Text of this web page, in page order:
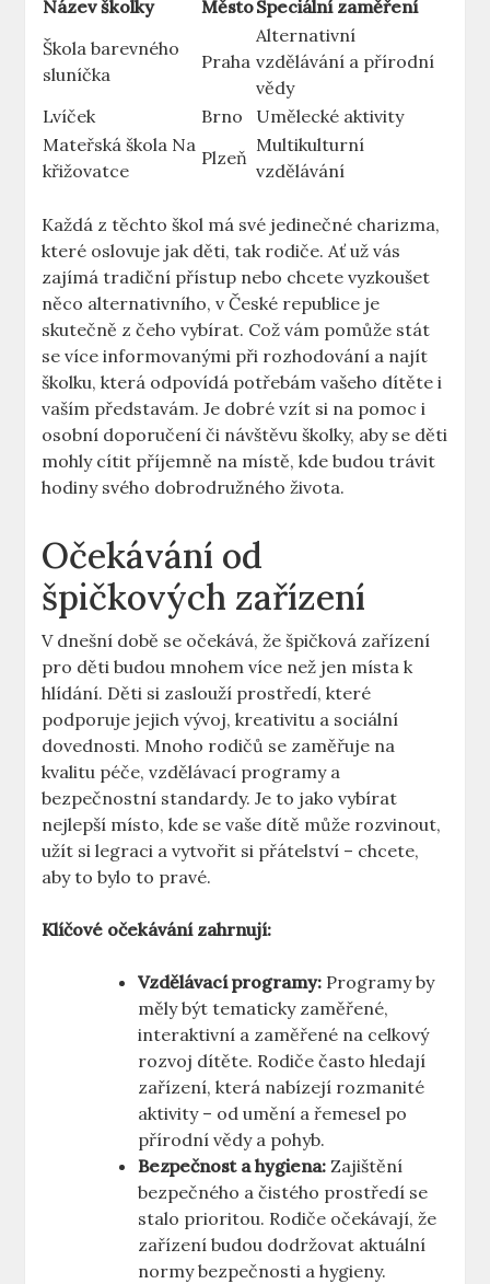
Název školky MěstoSpeciální zaměření
Škola barevného
sluníčka
Praha
Alternativní
vzdělávání a přírodní
vědy
Lvíček
Brno
Umělecké aktivity
Mateřská škola Na
křižovatce
Plzeň
Multikulturní
vzdělávání
Každá z těchto škol má své jedinečné charizma,
které oslovuje jak děti, tak rodiče. Ať už vás
zajímá tradiční přístup nebo chcete vyzkoušet
něco alternativního, v České republice je
skutečně z čeho vybírat. Což vám pomůže stát
se více informovanými při rozhodování a najít
školku, která odpovídá potřebám vašeho dítěte i
vaším představám. Je dobré vzít si na pomoc i
osobní doporučení či návštěvu školky, aby se děti
mohly cítit příjemně na místě, kde budou trávit
hodiny svého dobrodružného života.
Očekávání od
špičkových zařízení
V dnešní době se očekává, že špičková zařízení
pro děti budou mnohem více než jen místa k
hlídání. Děti si zaslouží prostředí, které
podporuje jejich vývoj, kreativitu a sociální
dovednosti. Mnoho rodičů se zaměřuje na
kvalitu péče, vzdělávací programy a
bezpečnostní standardy. Je to jako vybírat
nejlepší místo, kde se vaše dítě může rozvinout,
užít si legraci a vytvořit si přátelství – chcete,
aby to bylo to pravé.
Klíčové očekávání zahrnují:
Vzdělávací programy: Programy by
měly být tematicky zaměřené,
interaktivní a zaměřené na celkový
rozvoj dítěte. Rodiče často hledají
zařízení, která nabízejí rozmanité
aktivity – od umění a řemesel po
přírodní vědy a pohyb.
Bezpečnost a hygiena: Zajištění
bezpečného a čistého prostředí se
stalo prioritou. Rodiče očekávají, že
zařízení budou dodržovat aktuální
normy bezpečnosti a hygieny.